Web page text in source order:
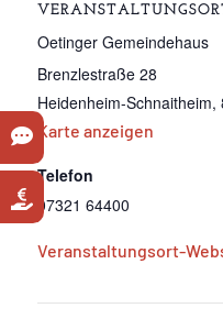
Oetinger Gemeindehaus
Brenzlestraße 28
Heidenheim-Schnaitheim,
Karte anzeigen
Telefon
07321 64400
Veranstaltungsort-